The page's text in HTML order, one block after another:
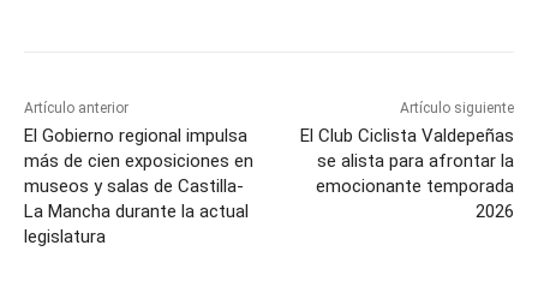
Artículo anterior
El Gobierno regional impulsa
más de cien exposiciones en
museos y salas de Castilla-
La Mancha durante la actual
legislatura
Artículo siguiente
El Club Ciclista Valdepeñas
se alista para afrontar la
emocionante temporada
2026